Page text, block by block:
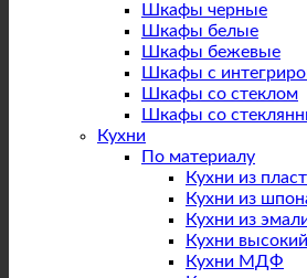
Шкафы черные
Шкафы белые
Шкафы бежевые
Шкафы с
Шкафы со стеклом
Шкафы со
Кухни
По материалу
Кухни из
Кухни из
Кухни из
Кухни
Кухни МДФ